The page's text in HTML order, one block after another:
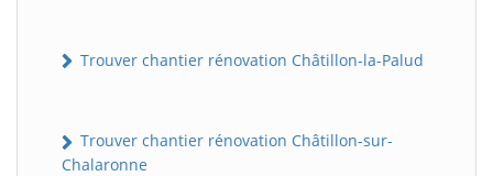
Trouver chantier rénovation Châtillon-la-Palud
Trouver chantier rénovation Châtillon-sur-
Chalaronne